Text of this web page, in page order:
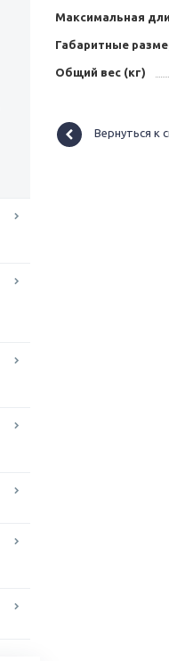
Максимальная
Габаритные
Общий вес (кг)
Вернуться к